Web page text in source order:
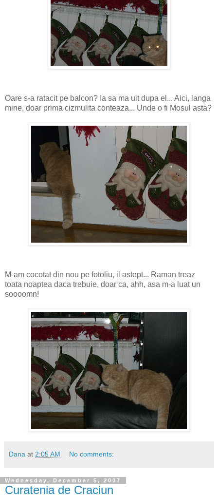
Oare s-a ratacit pe balcon? Ia sa ma uit dupa el... Aici, langa
mine, doar prima cizmulita conteaza... Unde o fi Mosul asta?
M-am cocotat din nou pe fotoliu, il astept... Raman treaz
toata noaptea daca trebuie, doar ca, ahh, asa m-a luat un
soooomn!
Dana at 2:05 AM No comments:
Wednesday, December 5, 2007
Curatenia de Craciun